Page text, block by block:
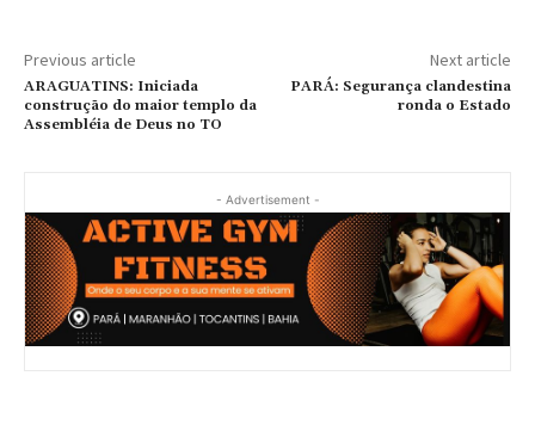
Previous article
ARAGUATINS: Iniciada
construção do maior templo da
Assembléia de Deus no TO
Next article
PARÁ: Segurança clandestina
ronda o Estado
- Advertisement -